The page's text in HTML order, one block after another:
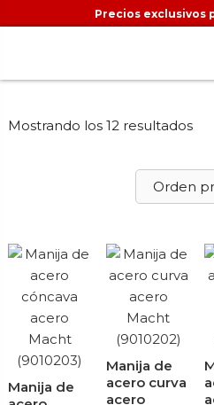
Precios exclusivos
Mostrando los 12 resultados
Manija de
Manija de
acero curva
acero